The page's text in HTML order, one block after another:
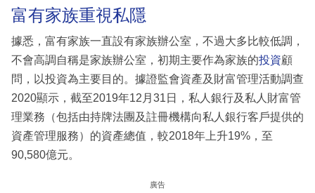
富有家族重視私隱
據悉，富有家族一直設有家族辦公室，不過大多比較低調，
不會高調自稱是家族辦公室，初期主要作為家族的投資顧
問，以投資為主要目的。據證監會資產及財富管理活動調查
2020顯示，截至2019年12月31日，私人銀行及私人財富管
理業務（包括由持牌法團及註冊機構向私人銀行客戶提供的
資產管理服務）的資產總值，較2018年上升19%，至
90,580億元。
廣告